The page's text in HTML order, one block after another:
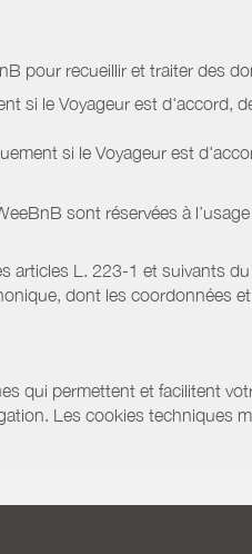
pour recueillir et traiter des
si le Voyageur est d'accord,
si le Voyageur est
sont réservées à
articles L. 223-1 et suivants
dont les coordonnées
qui permettent et facilitent
Les cookies techniques